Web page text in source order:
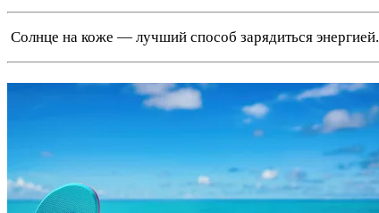
️ Солнце на коже — лучший способ зарядиться энергией.